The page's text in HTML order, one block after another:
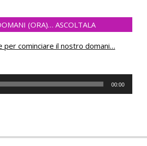
(ORA)… ASCOLTALA
per cominciare il nostro domani…
00:00